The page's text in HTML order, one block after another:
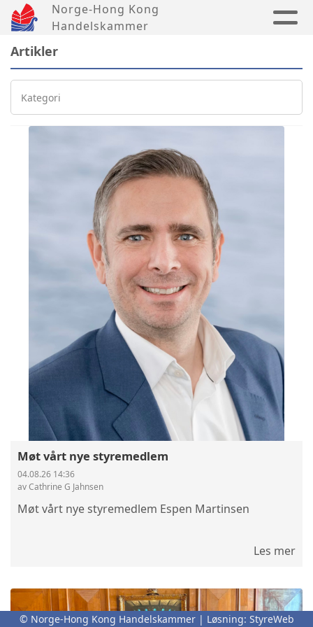
Norge-Hong Kong
Handelskammer
Artikler
Kategori
Møt vårt nye styremedlem
04.08.26 14:36
av Cathrine G Jahnsen
Møt vårt nye styremedlem Espen Martinsen
Les mer
© Norge-Hong Kong Handelskammer | Løsning: StyreWeb